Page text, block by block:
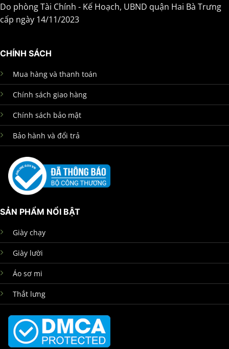
Do phòng Tài Chính - Kế Hoạch, UBND quận Hai Bà Trưng
cấp ngày 14/11/2023
CHÍNH SÁCH
Mua hàng và thanh toán
Chính sách giao hàng
Chính sách bảo mật
Bảo hành và đổi trả
SẢN PHẨM NỔI BẬT
Giày chạy
Giày lười
Áo sơ mi
Thắt lưng